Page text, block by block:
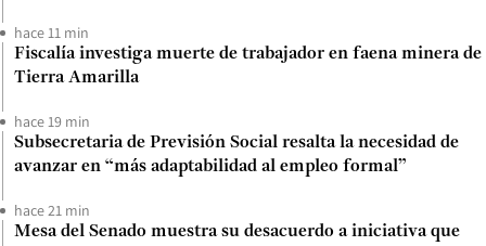
hace 11 min
Fiscalía investiga muerte de trabajador en faena minera de
Tierra Amarilla
hace 19 min
Subsecretaria de Previsión Social resalta la necesidad de
avanzar en “más adaptabilidad al empleo formal”
hace 21 min
Mesa del Senado muestra su desacuerdo a iniciativa que